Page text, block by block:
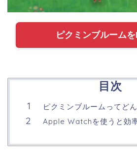
ピクミンブルーム
目次
ピクミンブルームってど
Apple Watchを使うと効